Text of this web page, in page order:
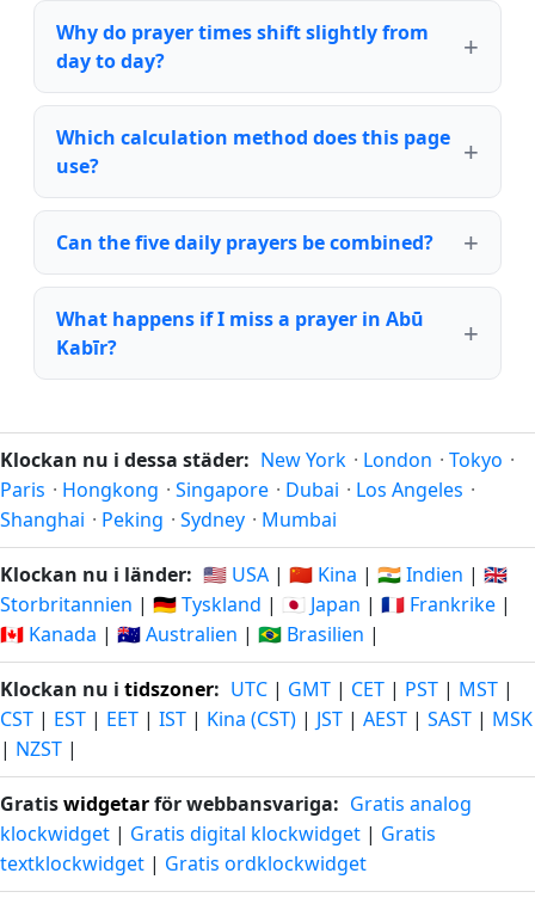
Why do prayer times shift slightly from
day to day?
Which calculation method does this page
use?
Can the five daily prayers be combined?
What happens if I miss a prayer in Abū
Kabīr?
Klockan nu i dessa städer: New York · London · Tokyo ·
Paris · Hongkong · Singapore · Dubai · Los Angeles ·
Shanghai · Peking · Sydney · Mumbai
Klockan nu i länder: 🇺🇸 USA | 🇨🇳 Kina | 🇮🇳 Indien | 🇬🇧
Storbritannien | 🇩🇪 Tyskland | 🇯🇵 Japan | 🇫🇷 Frankrike |
🇨🇦 Kanada | 🇦🇺 Australien | 🇧🇷 Brasilien |
Klockan nu i tidszoner: UTC | GMT | CET | PST | MST |
CST | EST | EET | IST | Kina (CST) | JST | AEST | SAST | MSK
| NZST |
Gratiswidgetarför webbansvariga: Gratis analog
klockwidget | Gratis digital klockwidget | Gratis
textklockwidget | Gratis ordklockwidget